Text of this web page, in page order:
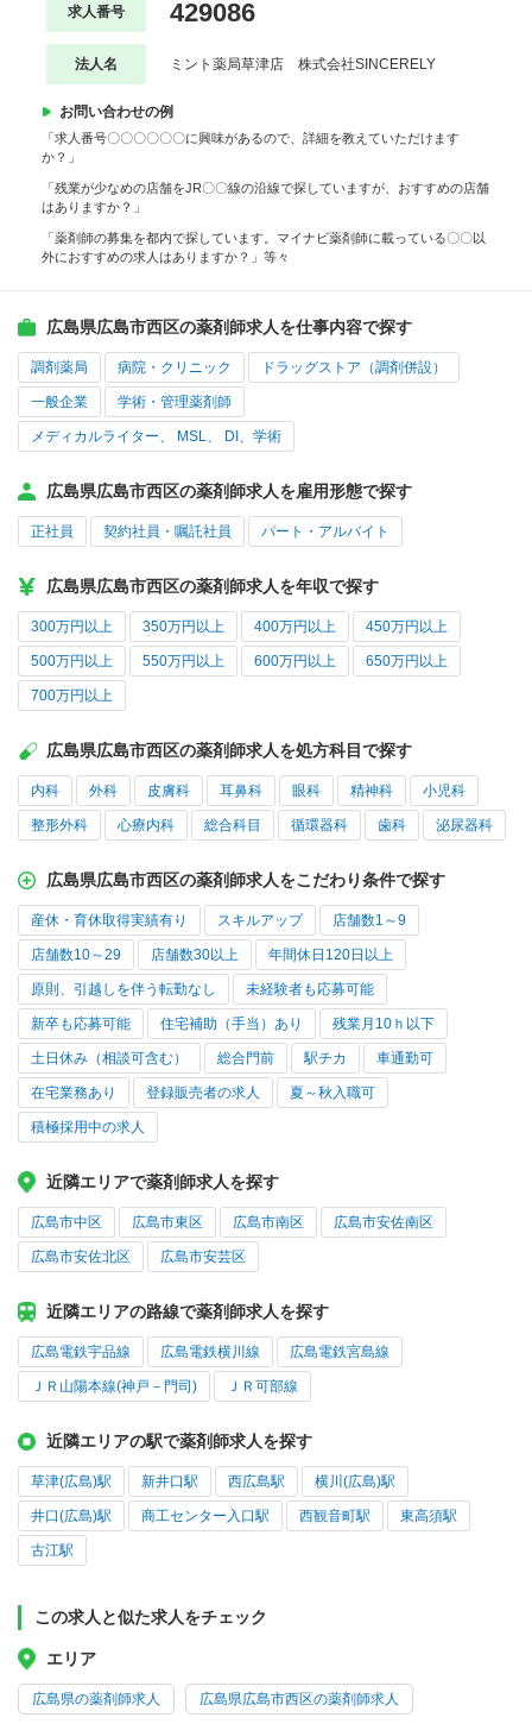
求人番号 429086
法人名 ミント薬局草津店 株式会社SINCERELY
お問い合わせの例
「求人番号〇〇〇〇〇〇に興味があるので、詳細を教えていただけます
か？」
「残業が少なめの店舗をJR〇〇線の沿線で探していますが、おすすめの店舗
はありますか？」
「薬剤師の募集を都内で探しています。マイナビ薬剤師に載っている〇〇以
外におすすめの求人はありますか？」等々
広島県広島市西区の薬剤師求人を仕事内容で探す
調剤薬局 病院・クリニック ドラッグストア（調剤併設）
一般企業 学術・管理薬剤師
メディカルライター、 MSL、 DI、学術
広島県広島市西区の薬剤師求人を雇用形態で探す
正社員 契約社員・嘱託社員 パート・アルバイト
広島県広島市西区の薬剤師求人を年収で探す
300万円以上 350万円以上 400万円以上 450万円以上
500万円以上 550万円以上 600万円以上 650万円以上
700万円以上
広島県広島市西区の薬剤師求人を処方科目で探す
内科 外科 皮膚科 耳鼻科 眼科 精神科 小児科
整形外科 心療内科 総合科目 循環器科 歯科 泌尿器科
広島県広島市西区の薬剤師求人をこだわり条件で探す
産休・育休取得実績有り スキルアップ 店舗数1～9
店舗数10～29 店舗数30以上 年間休日120日以上
原則、引越しを伴う転勤なし 未経験者も応募可能
新卒も応募可能 住宅補助（手当）あり 残業月10ｈ以下
土日休み（相談可含む） 総合門前 駅チカ 車通勤可
在宅業務あり 登録販売者の求人 夏～秋入職可
積極採用中の求人
近隣エリアで薬剤師求人を探す
広島市中区 広島市東区 広島市南区 広島市安佐南区
広島市安佐北区 広島市安芸区
近隣エリアの路線で薬剤師求人を探す
広島電鉄宇品線 広島電鉄横川線 広島電鉄宮島線
ＪＲ山陽本線(神戸－門司) ＪＲ可部線
近隣エリアの駅で薬剤師求人を探す
草津(広島)駅 新井口駅 西広島駅 横川(広島)駅
井口(広島)駅 商工センター入口駅 西観音町駅 東高須駅
古江駅
この求人と似た求人をチェック
エリア
広島県の薬剤師求人 広島県広島市西区の薬剤師求人